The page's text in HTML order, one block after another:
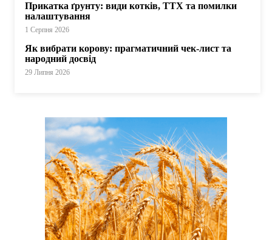
Прикатка ґрунту: види котків, ТТХ та помилки
налаштування
1 Серпня 2026
Як вибрати корову: прагматичний чек-лист та
народний досвід
29 Липня 2026